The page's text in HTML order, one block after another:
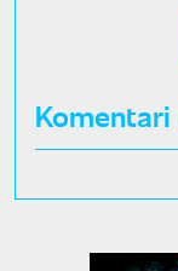
Komentari